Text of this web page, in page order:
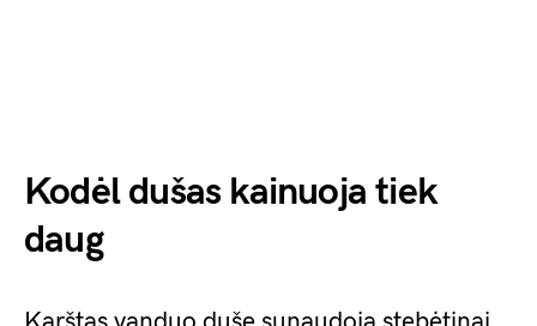
Kodėl dušas kainuoja tiek
daug